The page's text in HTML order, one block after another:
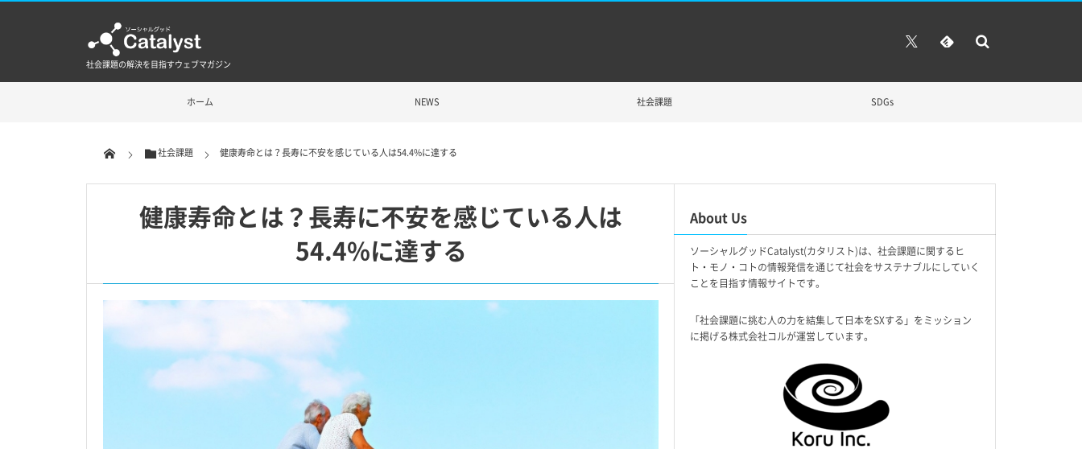
社会課題の解決を目指すウェブマガジン
ホーム NEWS 社会課題 SDGs
社会課題 健康寿命とは？長寿に不安を感じている人は54.4%に達する
健康寿命とは？長寿に不安を感じている人は
54.4%に達する
About Us
ソーシャルグッドCatalyst(カタリスト)は、社会課題に関するヒ
ト・モノ・コトの情報発信を通じて社会をサステナブルにしていく
ことを目指す情報サイトです。
「社会課題に挑む人の力を結集して日本をSXする」をミッション
に掲げる株式会社コルが運営しています。